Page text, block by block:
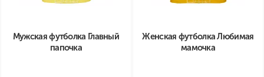
Мужская футболка Главный
папочка
Женская футболка Любимая
мамочка